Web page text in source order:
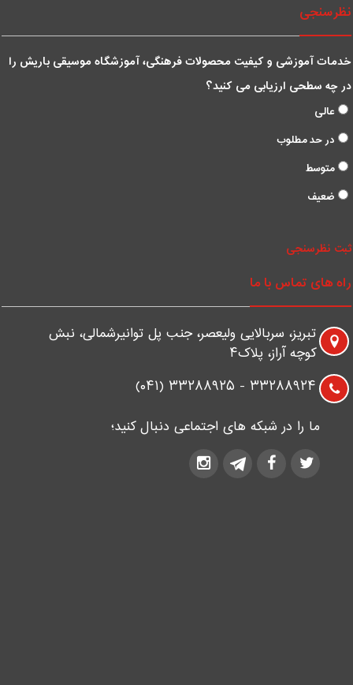
آموزشی و کیفیت محصولات فرهنگی، آموزشگاه موسیقی باریش را
چه سطحی ارزیابی می کنید؟
عالی
در حد مطلوب
متوسط
ضعیف
نظرسنجی
های تماس با ما
تبریز، سربالایی ولیعصر، جنب پل توانیرشمالی، نبش
کوچه آراز، پلاک۴
۳۳۲۸۸۹۲۴ - ۳۳۲۸۸۹۲۵ (۰۴۱)
ما را در شبکه های اجتماعی دنبال کنید؛